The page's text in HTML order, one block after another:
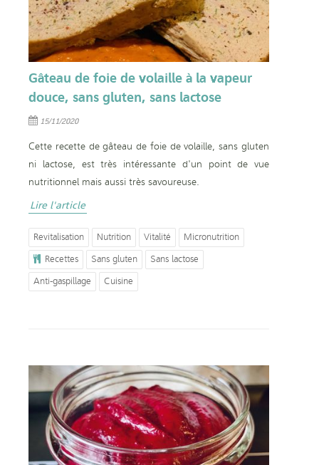
Gâteau de foie de volaille à la vapeur
douce, sans gluten, sans lactose
15/11/2020
Cette recette de gâteau de foie de volaille, sans gluten
ni lactose, est très intéressante d'un point de vue
nutritionnel mais aussi très savoureuse.
Lire l'article
Revitalisation Nutrition Vitalité
Micronutrition
Recettes
Sans gluten
Sans lactose
Anti-gaspillage
Cuisine